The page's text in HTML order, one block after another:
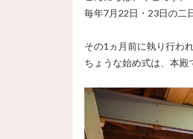
毎年7月22日・23日の二
その1ヵ月前に執り行わ
ちょうな始め式は、本殿